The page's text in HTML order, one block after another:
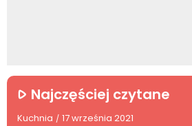
Najczęściej czytane
Kuchnia / 17 września 2021